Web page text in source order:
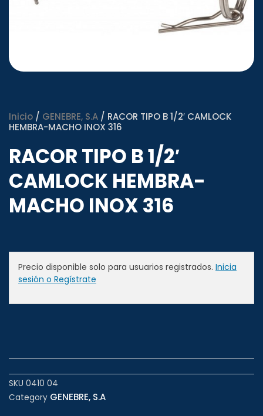
Inicio / GENEBRE, S.A / RACOR TIPO B 1/2′ CAMLOCK
HEMBRA-MACHO INOX 316
RACOR TIPO B 1/2′
CAMLOCK HEMBRA-
MACHO INOX 316
Precio disponible solo para usuarios registrados. Inicia
sesión o Regístrate
SKU 0410 04
Category GENEBRE, S.A